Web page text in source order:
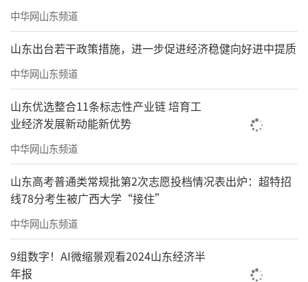
中华网山东频道
山东出台若干政策措施，进一步促进经济稳健向好进中提质
中华网山东频道
山东优选整合11条标志性产业链 培育工
业经济发展新动能新优势
中华网山东频道
山东高考普通类常规批第2次志愿投档情况表出炉：超特招
线78分考生被广西大学“接住”
中华网山东频道
9组数字！AI微缩景观看2024山东经济半
年报